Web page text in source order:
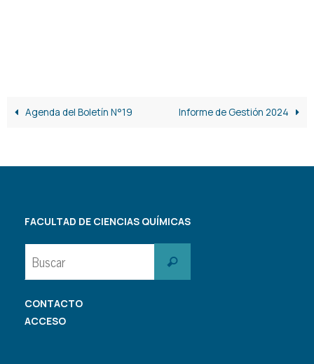
Agenda del Boletín N°19 Informe de Gestión 2024
FACULTAD DE CIENCIAS QUÍMICAS
Buscar
CONTACTO
ACCESO